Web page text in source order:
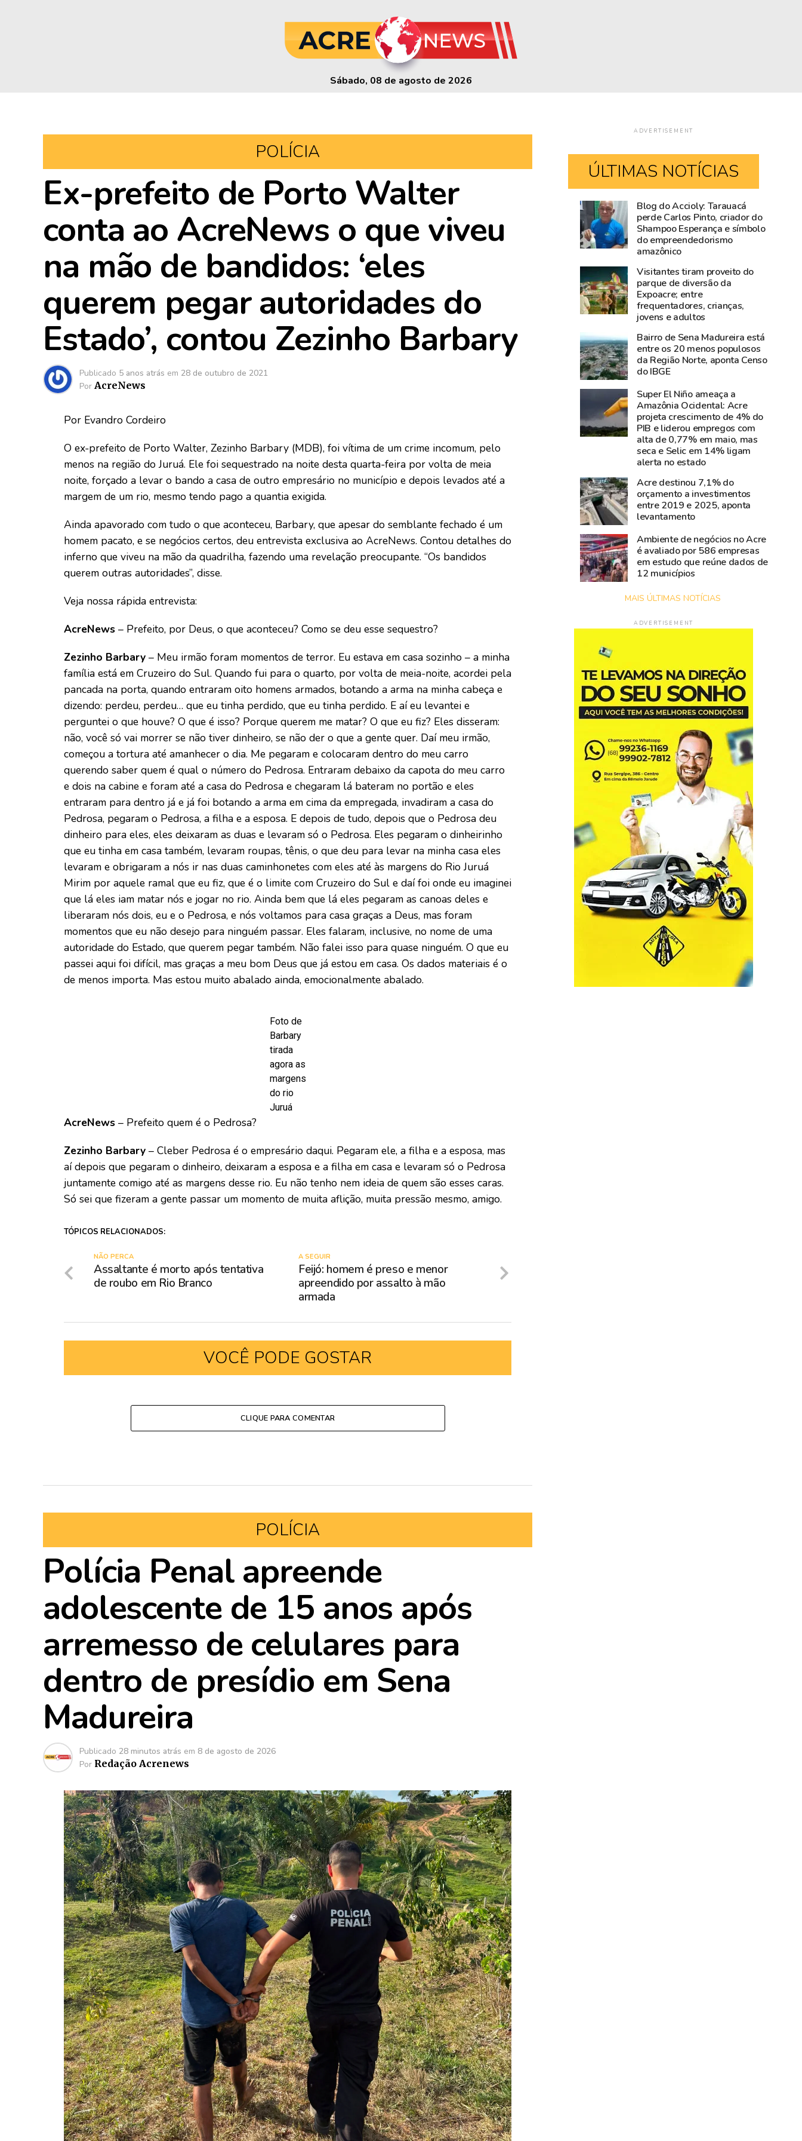
Sábado, 08 de agosto de 2026
POLÍCIA
Ex-prefeito de Porto Walter
conta ao AcreNews o que viveu
na mão de bandidos: ‘eles
querem pegar autoridades do
Estado’, contou Zezinho Barbary
Publicado 5 anos atrás em 28 de outubro de 2021
Por AcreNews
Por Evandro Cordeiro
O ex-prefeito de Porto Walter, Zezinho Barbary (MDB), foi vítima de um crime incomum, pelo
menos na região do Juruá. Ele foi sequestrado na noite desta quarta-feira por volta de meia
noite, forçado a levar o bando a casa de outro empresário no município e depois levados até a
margem de um rio, mesmo tendo pago a quantia exigida.
Ainda apavorado com tudo o que aconteceu, Barbary, que apesar do semblante fechado é um
homem pacato, e se negócios certos, deu entrevista exclusiva ao AcreNews. Contou detalhes do
inferno que viveu na mão da quadrilha, fazendo uma revelação preocupante. “Os bandidos
querem outras autoridades”, disse.
Veja nossa rápida entrevista:
AcreNews – Prefeito, por Deus, o que aconteceu? Como se deu esse sequestro?
Zezinho Barbary – Meu irmão foram momentos de terror. Eu estava em casa sozinho – a minha
família está em Cruzeiro do Sul. Quando fui para o quarto, por volta de meia-noite, acordei pela
pancada na porta, quando entraram oito homens armados, botando a arma na minha cabeça e
dizendo: perdeu, perdeu… que eu tinha perdido, que eu tinha perdido. E aí eu levantei e
perguntei o que houve? O que é isso? Porque querem me matar? O que eu fiz? Eles disseram:
não, você só vai morrer se não tiver dinheiro, se não der o que a gente quer. Daí meu irmão,
começou a tortura até amanhecer o dia. Me pegaram e colocaram dentro do meu carro
querendo saber quem é qual o número do Pedrosa. Entraram debaixo da capota do meu carro
e dois na cabine e foram até a casa do Pedrosa e chegaram lá bateram no portão e eles
entraram para dentro já e já foi botando a arma em cima da empregada, invadiram a casa do
Pedrosa, pegaram o Pedrosa, a filha e a esposa. E depois de tudo, depois que o Pedrosa deu
dinheiro para eles, eles deixaram as duas e levaram só o Pedrosa. Eles pegaram o dinheirinho
que eu tinha em casa também, levaram roupas, tênis, o que deu para levar na minha casa eles
levaram e obrigaram a nós ir nas duas caminhonetes com eles até às margens do Rio Juruá
Mirim por aquele ramal que eu fiz, que é o limite com Cruzeiro do Sul e daí foi onde eu imaginei
que lá eles iam matar nós e jogar no rio. Ainda bem que lá eles pegaram as canoas deles e
liberaram nós dois, eu e o Pedrosa, e nós voltamos para casa graças a Deus, mas foram
momentos que eu não desejo para ninguém passar. Eles falaram, inclusive, no nome de uma
autoridade do Estado, que querem pegar também. Não falei isso para quase ninguém. O que eu
passei aqui foi difícil, mas graças a meu bom Deus que já estou em casa. Os dados materiais é o
de menos importa. Mas estou muito abalado ainda, emocionalmente abalado.
Foto de
Barbary
tirada
agora as
margens
do rio
Juruá
AcreNews – Prefeito quem é o Pedrosa?
Zezinho Barbary – Cleber Pedrosa é o empresário daqui. Pegaram ele, a filha e a esposa, mas
aí depois que pegaram o dinheiro, deixaram a esposa e a filha em casa e levaram só o Pedrosa
juntamente comigo até as margens desse rio. Eu não tenho nem ideia de quem são esses caras.
Só sei que fizeram a gente passar um momento de muita aflição, muita pressão mesmo, amigo.
TÓPICOS RELACIONADOS:
A SEGUIR
Feijó: homem é preso e menor
apreendido por assalto à mão
armada
NÃO PERCA
Assaltante é morto após tentativa
de roubo em Rio Branco
VOCÊ PODE GOSTAR
CLIQUE PARA COMENTAR
POLÍCIA
Polícia Penal apreende
adolescente de 15 anos após
arremesso de celulares para
dentro de presídio em Sena
Madureira
Publicado 28 minutos atrás em 8 de agosto de 2026
Por Redação Acrenews
ADVERTISEMENT
ÚLTIMAS NOTÍCIAS
Comércio
de
Rio
aposta
em
Dia
dos
Pais
aquecido
66%
dos
empresários
esperam
aumento
Mailza
tieta
Ana
diz
que
show
da
cantora
foi
um
dos
grandes
sucesso
da
Blog do Accioly: Tarauacá
perde Carlos Pinto, criador do
Shampoo Esperança e símbolo
do empreendedorismo
amazônico
Visitantes tiram proveito do
parque de diversão da
Expoacre; entre
frequentadores, crianças,
jovens e adultos
Bairro de Sena Madureira está
entre os 20 menos populosos
da Região Norte, aponta Censo
do IBGE
Super El Niño ameaça a
Amazônia Ocidental: Acre
projeta crescimento de 4% do
PIB e liderou empregos com
alta de 0,77% em maio, mas
seca e Selic em 14% ligam
alerta no estado
Acre destinou 7,1% do
orçamento a investimentos
entre 2019 e 2025, aponta
levantamento
Ambiente de negócios no Acre
é avaliado por 586 empresas
em estudo que reúne dados de
12 municípios
MAIS ÚLTIMAS NOTÍCIAS
ADVERTISEMENT